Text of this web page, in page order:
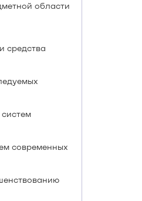
области
средства
современных